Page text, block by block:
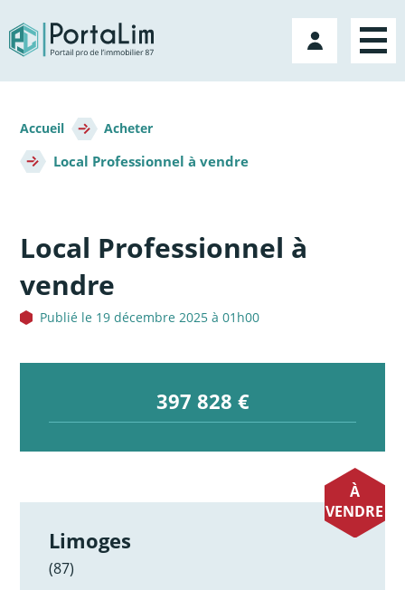
directement
au
contenu
Mon
compte
d'Ariane
Accueil Acheter
Local Professionnel à vendre
Local Professionnel à
vendre
Publié le 19 décembre 2025 à 01h00
397 828 €
À
VENDRE
Limoges
(87)